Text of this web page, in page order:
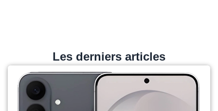
Les derniers articles